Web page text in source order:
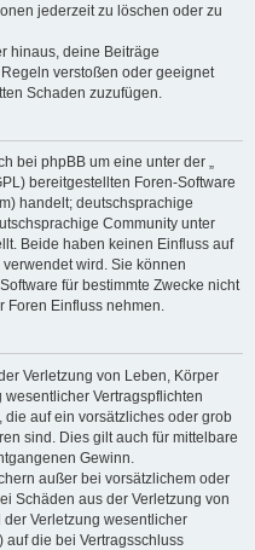
jederzeit zu löschen oder zu
hinaus, deine Beiträge
verstoßen oder geeignet
Schaden zuzufügen.
bei phpBB um eine unter der „
bereitgestellten Foren-Software
handelt; deutschsprachige
Community unter
Beide haben keinen Einfluss auf
wird. Sie können
für bestimmte Zwecke nicht
Foren Einfluss nehmen.
Verletzung von Leben, Körper
Vertragspflichten
auf ein vorsätzliches oder grob
sind. Dies gilt auch für mittelbare
Gewinn.
außer bei vorsätzlichem oder
Schäden aus der Verletzung von
Verletzung wesentlicher
auf die bei Vertragsschluss